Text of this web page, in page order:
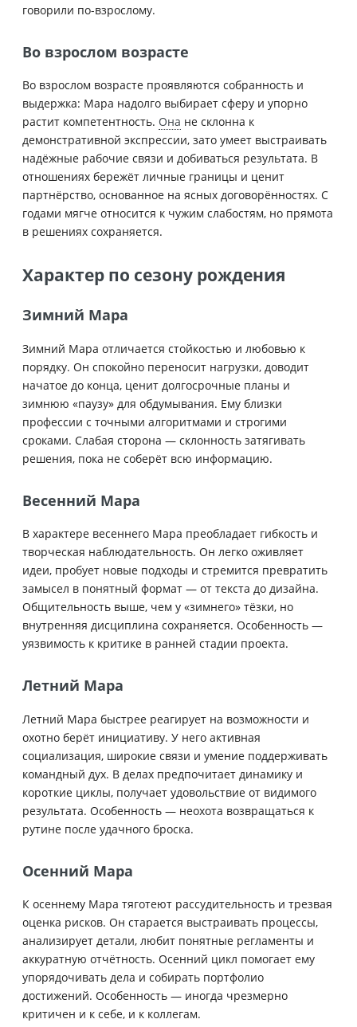
говорили по-взрослому.
Во взрослом возрасте
Во взрослом возрасте проявляются собранность и
выдержка: Мара надолго выбирает сферу и упорно
растит компетентность. Она не склонна к
демонстративной экспрессии, зато умеет выстраивать
надёжные рабочие связи и добиваться результата. В
отношениях бережёт личные границы и ценит
партнёрство, основанное на ясных договорённостях. С
годами мягче относится к чужим слабостям, но прямота
в решениях сохраняется.
Характер по сезону рождения
Зимний Мара
Зимний Мара отличается стойкостью и любовью к
порядку. Он спокойно переносит нагрузки, доводит
начатое до конца, ценит долгосрочные планы и
зимнюю «паузу» для обдумывания. Ему близки
профессии с точными алгоритмами и строгими
сроками. Слабая сторона — склонность затягивать
решения, пока не соберёт всю информацию.
Весенний Мара
В характере весеннего Мара преобладает гибкость и
творческая наблюдательность. Он легко оживляет
идеи, пробует новые подходы и стремится превратить
замысел в понятный формат — от текста до дизайна.
Общительность выше, чем у «зимнего» тёзки, но
внутренняя дисциплина сохраняется. Особенность —
уязвимость к критике в ранней стадии проекта.
Летний Мара
Летний Мара быстрее реагирует на возможности и
охотно берёт инициативу. У него активная
социализация, широкие связи и умение поддерживать
командный дух. В делах предпочитает динамику и
короткие циклы, получает удовольствие от видимого
результата. Особенность — неохота возвращаться к
рутине после удачного броска.
Осенний Мара
К осеннему Мара тяготеют рассудительность и трезвая
оценка рисков. Он старается выстраивать процессы,
анализирует детали, любит понятные регламенты и
аккуратную отчётность. Осенний цикл помогает ему
упорядочивать дела и собирать портфолио
достижений. Особенность — иногда чрезмерно
критичен и к себе, и к коллегам.